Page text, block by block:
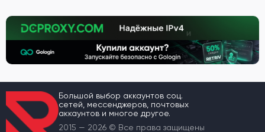
Большой выбор аккаунтов соц.
сетей, мессенджеров, почтовых
аккаунтов и многое другое.
2015 — 2026 © Все права защищены